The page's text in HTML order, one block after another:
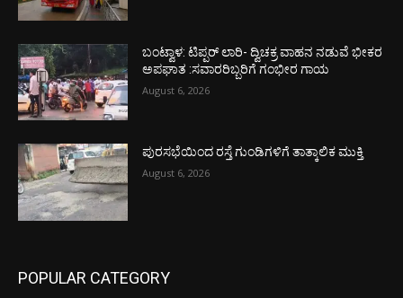
ಬಂಟ್ವಾಳ: ಟಿಪ್ಪರ್ ಲಾರಿ- ದ್ವಿಚಕ್ರ ವಾಹನ ನಡುವೆ ಭೀಕರ
ಅಪಘಾತ :ಸವಾರರಿಬ್ಬರಿಗೆ ಗಂಭೀರ ಗಾಯ
August 6, 2026
ಪುರಸಭೆಯಿಂದ ರಸ್ತೆ ಗುಂಡಿಗಳಿಗೆ ತಾತ್ಕಾಲಿಕ ಮುಕ್ತಿ
August 6, 2026
POPULAR CATEGORY